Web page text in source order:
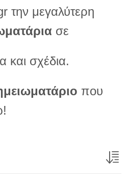
την μεγαλύτερη
σε
και σχέδια.
που